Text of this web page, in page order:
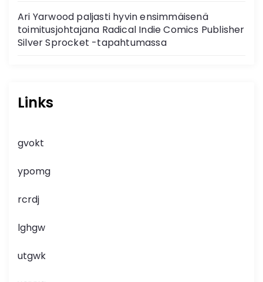
Ari Yarwood paljasti hyvin ensimmäisenä
toimitusjohtajana Radical Indie Comics Publisher
Silver Sprocket -tapahtumassa
Links
gvokt
ypomg
rcrdj
lghgw
utgwk